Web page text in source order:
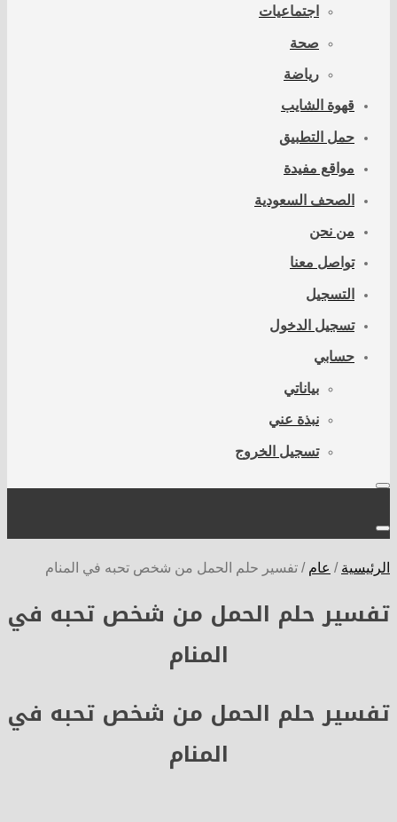
اجتماعيات
صحة
رياضة
قهوة الشايب
حمل التطبيق
مواقع مفيدة
الصحف السعودية
من نحن
تواصل معنا
التسجيل
تسجيل الدخول
حسابي
بياناتي
نبذة عني
تسجيل الخروج
الرئيسية / عام / تفسير حلم الحمل من شخص تحبه في المنام
تفسير حلم الحمل من شخص تحبه في
المنام
تفسير حلم الحمل من شخص تحبه في
المنام